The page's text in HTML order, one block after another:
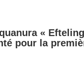
« Efteling
pour la